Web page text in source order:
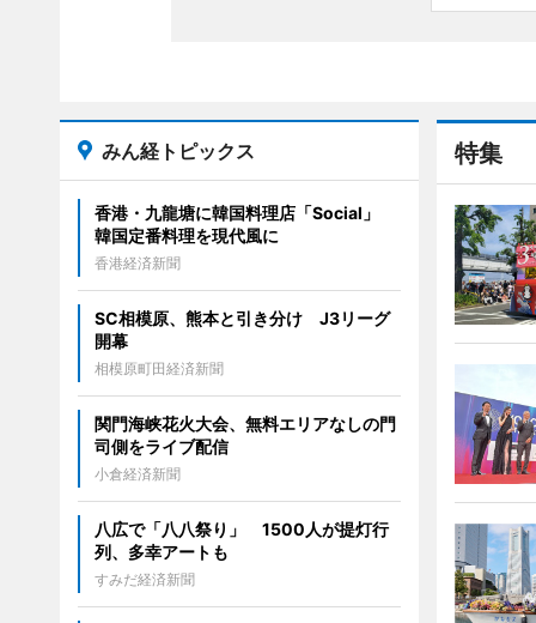
特集
みん経トピックス
香港・九龍塘に韓国料理店「Social」
韓国定番料理を現代風に
香港経済新聞
SC相模原、熊本と引き分け J3リーグ
開幕
相模原町田経済新聞
関門海峡花火大会、無料エリアなしの門
司側をライブ配信
小倉経済新聞
八広で「八八祭り」 1500人が提灯行
列、多幸アートも
すみだ経済新聞